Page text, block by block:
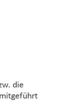
die
mitgeführt